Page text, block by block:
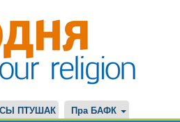
ПТУШАК Пра БАФК